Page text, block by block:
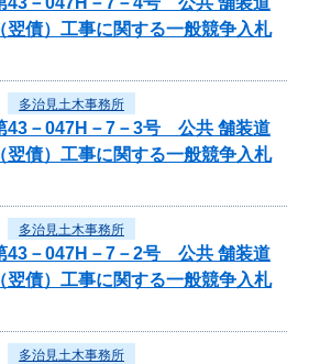
翌債）工事に関する一般競争入札
多治見土木事務所
43－047H－7－3号 公共 舗装道
翌債）工事に関する一般競争入札
多治見土木事務所
43－047H－7－2号 公共 舗装道
翌債）工事に関する一般競争入札
多治見土木事務所